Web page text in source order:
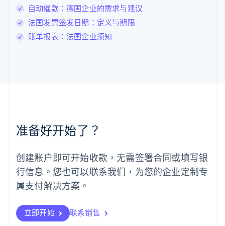
自动催款：德国企业的需求与建议
法国发票签发日期：定义与期限
账单报表：法国企业须知
准备好开始了？
创建账户即可开始收款，无需签署合同或填写银
行信息。您也可以联系我们，为您的企业定制专
属支付解决方案。
立即开始 联系销售
FrançaisDeutschEnglish
罗马尼亚
English
马尔他
English
葡萄牙
日本
日本語English
瑞典
SvenskaEnglish
Deutsch FrançaisItaliano English
塞浦路斯